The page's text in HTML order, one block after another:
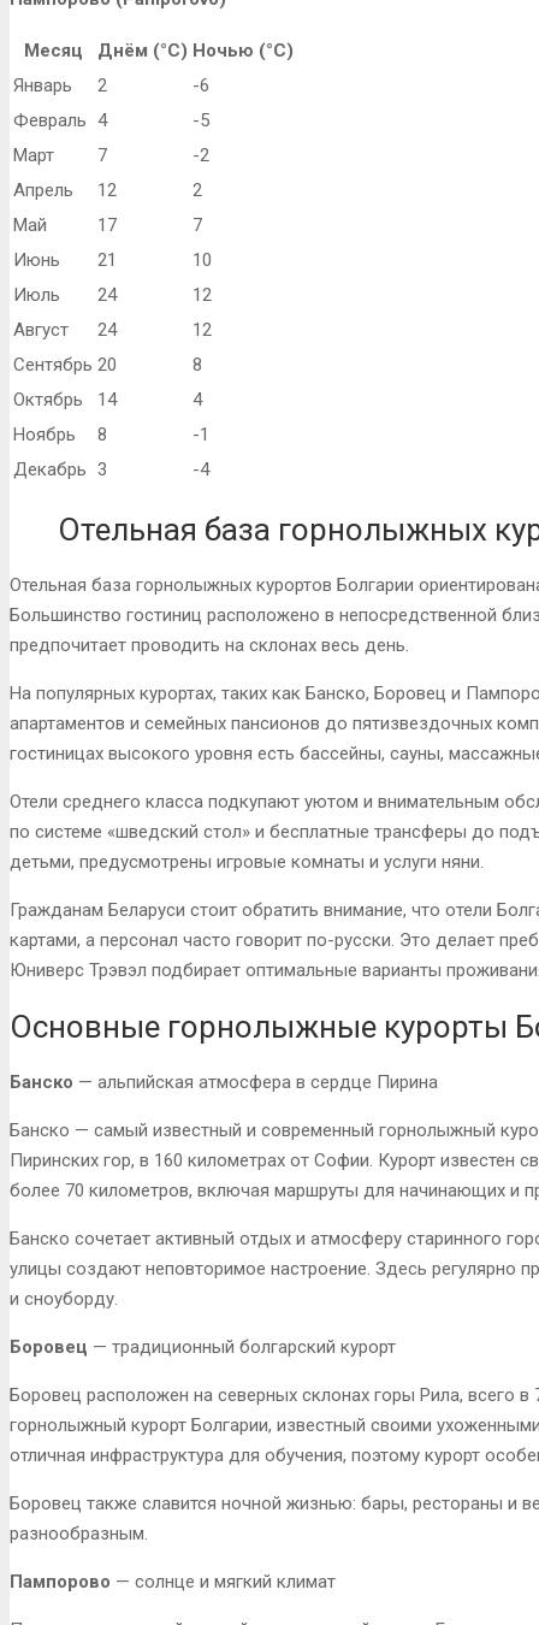
Месяц Днём (°C) Ночью (°C)
Январь
2
-6
Февраль 4
-5
Март
7
-2
Апрель
12
2
Май
17
7
Июнь
21
10
Июль
24
12
Август
24
12
Сентябрь 20
8
Октябрь
14
4
Ноябрь
8
-1
Декабрь 3 -4
Отельная база горнолыжных
Отельная база горнолыжных курортов Болгарии
Большинство гостиниц расположено в непосредственной
предпочитает проводить на склонах весь день.
На популярных курортах, таких как Банско, Боровец и
апартаментов и семейных пансионов до пятизвездочных
гостиницах высокого уровня есть бассейны, сауны,
Отели среднего класса подкупают уютом и внимательным
по системе «шведский стол» и бесплатные трансферы до
детьми, предусмотрены игровые комнаты и услуги няни.
Гражданам Беларуси стоит обратить внимание, что отели
картами, а персонал часто говорит по-русски. Это делает
Юниверс Трэвэл подбирает оптимальные варианты
Основные горнолыжные курорты
Банско — альпийская атмосфера в сердце Пирина
Банско — самый известный и современный горнолыжный
Пиринских гор, в 160 километрах от Софии. Курорт
более 70 километров, включая маршруты для начинающих и
Банско сочетает активный отдых и атмосферу старинного
улицы создают неповторимое настроение. Здесь регулярно
и сноуборду.
Боровец — традиционный болгарский курорт
Боровец расположен на северных склонах горы Рила, всего
горнолыжный курорт Болгарии, известный своими
отличная инфраструктура для обучения, поэтому курорт
Боровец также славится ночной жизнью: бары, рестораны и
разнообразным.
Пампорово — солнце и мягкий климат